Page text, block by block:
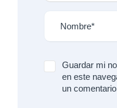
Guardar mi
en este
un